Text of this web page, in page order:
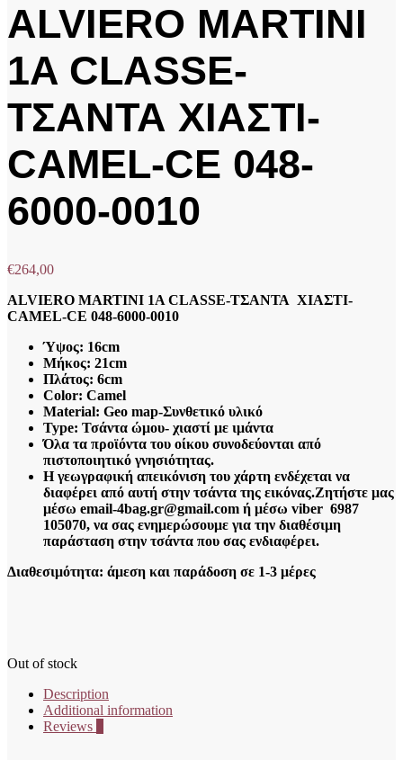
ALVIERO MARTINI
1A CLASSE-
ΤΣΑΝΤΑ ΧΙΑΣΤΙ-
CAMEL-CE 048-
6000-0010
€264,00
ALVIERO MARTINI 1A CLASSE-ΤΣΑΝΤΑ ΧΙΑΣΤΙ-
CAMEL-CE 048-6000-0010
Ύψος: 16cm
Μήκος: 21cm
Πλάτος: 6cm
Color: Camel
Material: Geo map-Συνθετικό υλικό
Type: Τσάντα ώμου- χιαστί με ιμάντα
Όλα τα προϊόντα του οίκου συνοδεύονται από
πιστοποιητικό γνησιότητας.
Η γεωγραφική απεικόνιση του χάρτη ενδέχεται να
διαφέρει από αυτή στην τσάντα της εικόνας.Ζητήστε μας
μέσω email-4bag.gr@gmail.com ή μέσω viber 6987
105070, να σας ενημερώσουμε για την διαθέσιμη
παράσταση στην τσάντα που σας ενδιαφέρει.
Διαθεσιμότητα: άμεση και παράδοση σε 1-3 μέρες
Out of stock
Description
Additional information
Reviews